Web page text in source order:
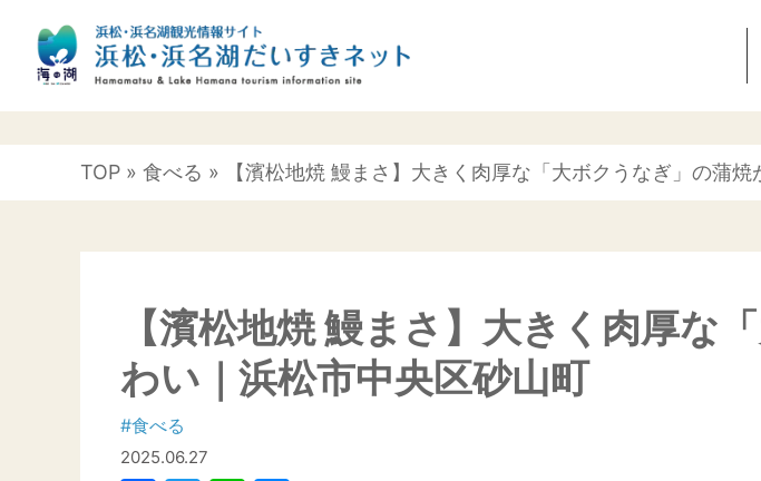
TOP » 食べる » 【濱松地焼 鰻まさ】大きく肉厚な「大ボクうなぎ」の蒲
【濱松地焼 鰻まさ】大きく肉厚な
わい｜浜松市中央区砂山町
#食べる
2025.06.27